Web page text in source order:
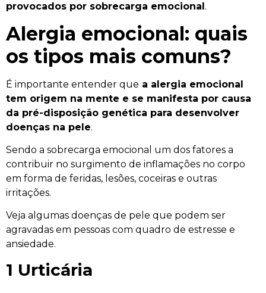
provocados por sobrecarga emocional .
Alergia emocional: quais
os tipos mais comuns?
É importante entender que a alergia emocional
tem origem na mente e se manifesta por causa
da pré-disposição genética para desenvolver
doenças na pele.
Sendo a sobrecarga emocional um dos fatores a
contribuir no surgimento de inflamações no corpo
em forma de feridas, lesões, coceiras e outras
irritações.
Veja algumas doenças de pele que podem ser
agravadas em pessoas com quadro de estresse e
ansiedade.
1 Urticária